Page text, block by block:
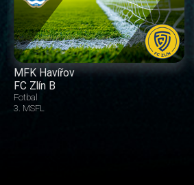
MFK Havířov
FC Zlín B
Fotbal
3. MSFL